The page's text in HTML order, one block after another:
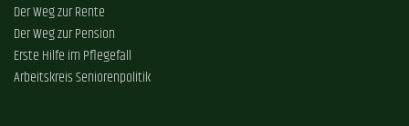
Der Weg zur Rente
Der Weg zur Pension
Erste Hilfe im Pflegefall
Arbeitskreis Seniorenpolitik